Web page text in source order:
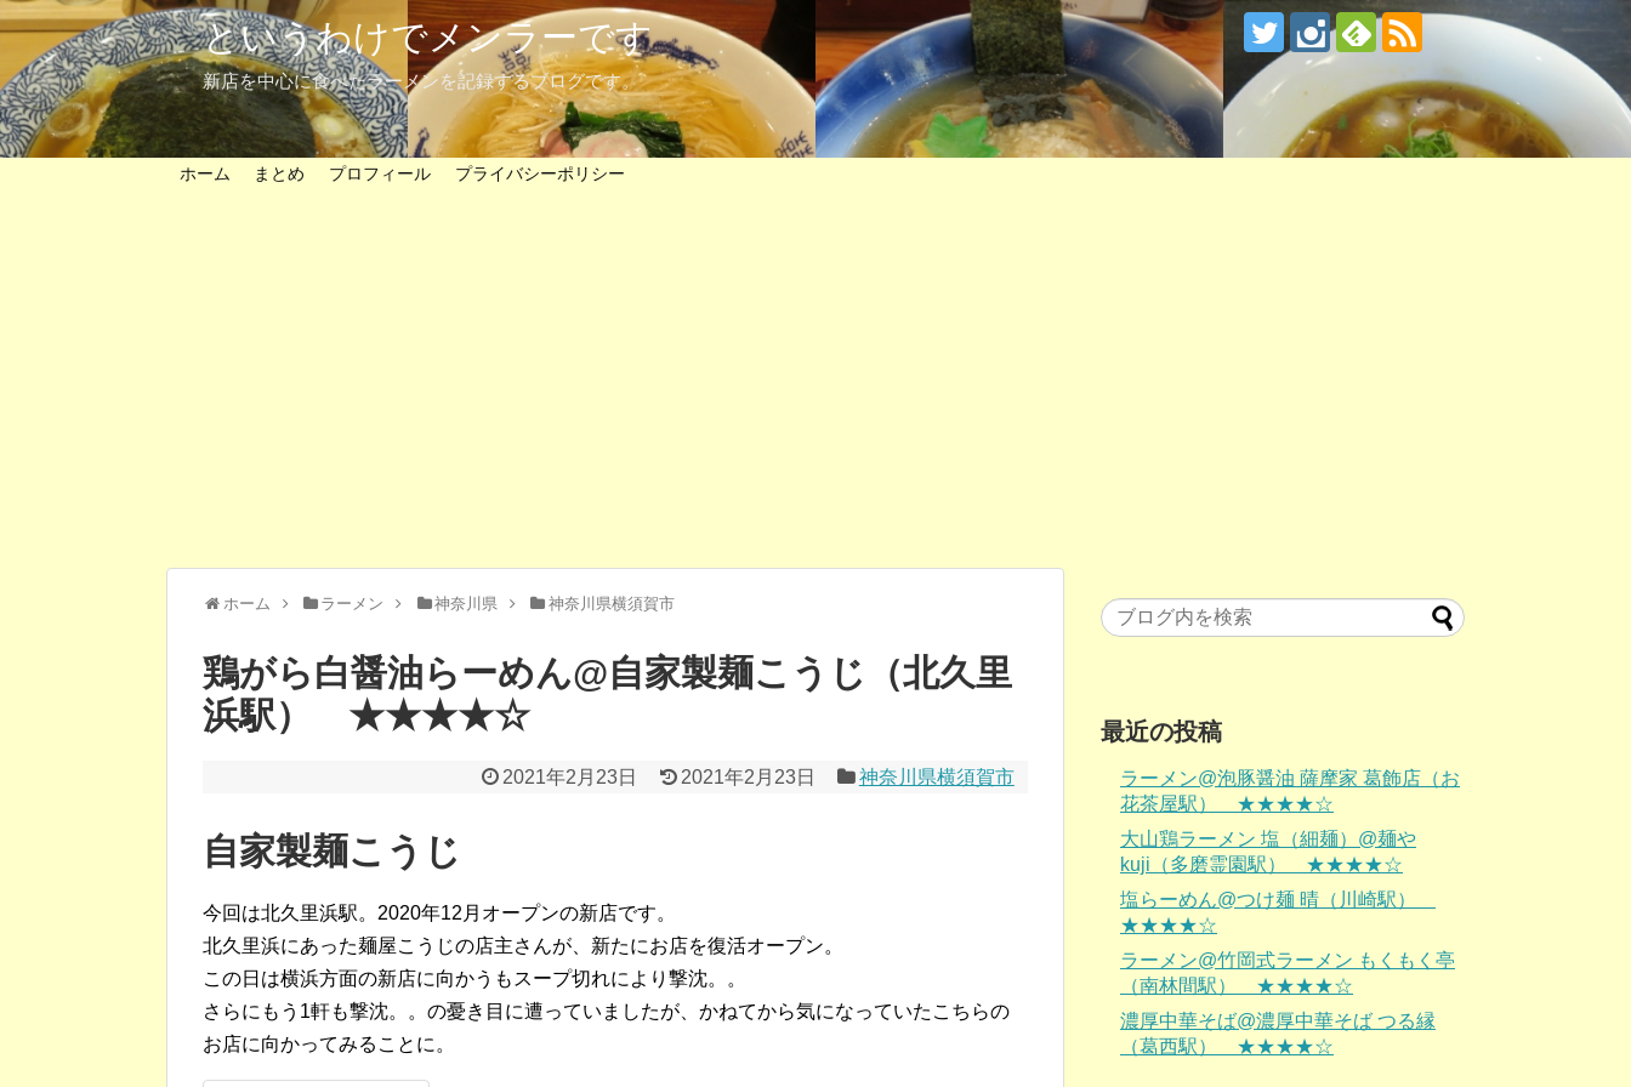
というわけでメンラーです
新店を中心に食べたラーメンを記録するブログです。
ホーム まとめ プロフィール プライバシーポリシー
ホーム ラーメン 神奈川県 神奈川県横須賀市
鶏がら白醤油らーめん@自家製麺こうじ（北久里
浜駅） ★★★★☆
2021年2月23日 2021年2月23日 神奈川県横須賀市
自家製麺こうじ
今回は北久里浜駅。2020年12月オープンの新店です。
北久里浜にあった麺屋こうじの店主さんが、新たにお店を復活オープン。
この日は横浜方面の新店に向かうもスープ切れにより撃沈。。
さらにもう1軒も撃沈。。の憂き目に遭っていましたが、かねてから気になっていたこちらの
お店に向かってみることに。
最近の投稿
ラーメン@泡豚醤油 薩摩家 葛飾店（お
花茶屋駅） ★★★★☆
大山鶏ラーメン 塩（細麺）@麺や
kuji（多磨霊園駅） ★★★★☆
塩らーめん@つけ麺 晴（川崎駅）
★★★★☆
ラーメン@竹岡式ラーメン もくもく亭
（南林間駅） ★★★★☆
濃厚中華そば@濃厚中華そば つる縁
（葛西駅） ★★★★☆